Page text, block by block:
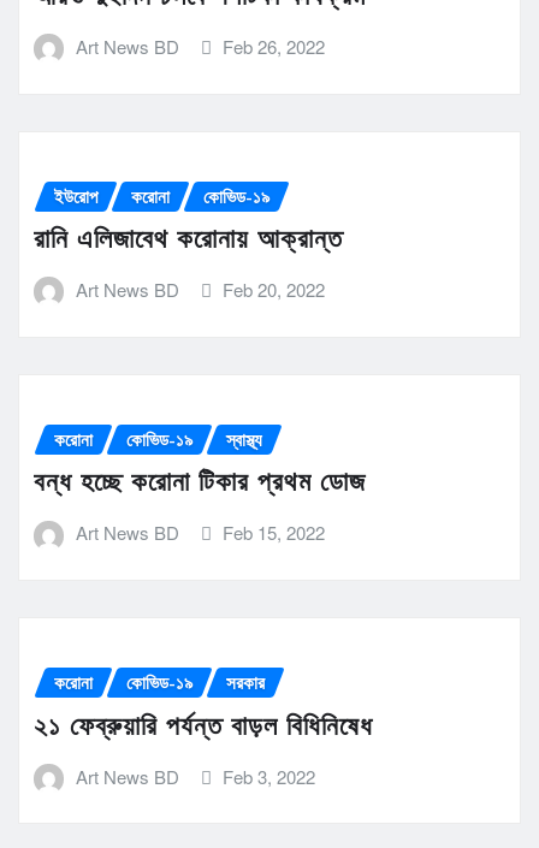
Art News BD Feb 26, 2022
ইউরোপ করোনা কোভিড-১৯
রানি এলিজাবেথ করোনায় আক্রান্ত
Art News BD Feb 20, 2022
করোনা কোভিড-১৯ স্বাস্থ্য
বন্ধ হচ্ছে করোনা টিকার প্রথম ডোজ
Art News BD Feb 15, 2022
করোনা কোভিড-১৯ সরকার
২১ ফেব্রুয়ারি পর্যন্ত বাড়ল বিধিনিষেধ
Art News BD Feb 3, 2022